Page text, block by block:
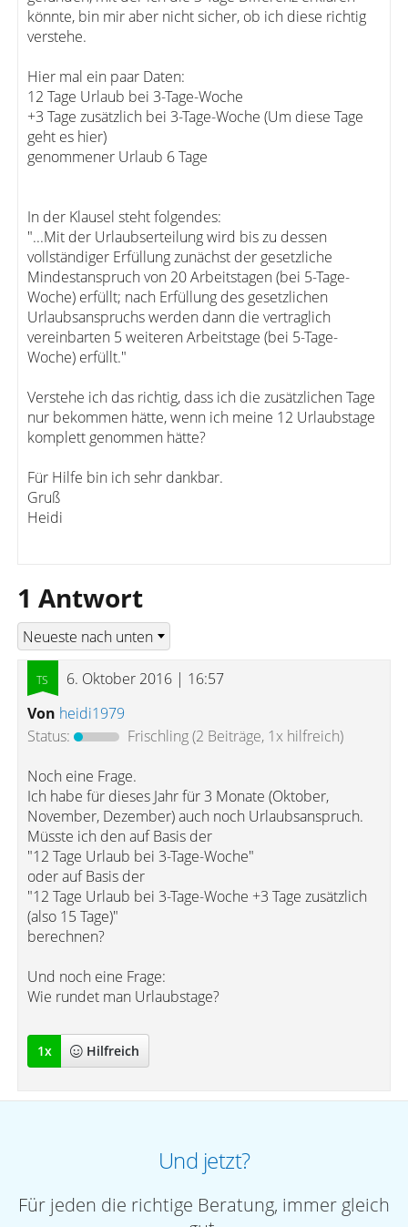
könnte, bin mir aber nicht sicher, ob ich diese richtig
verstehe.
Hier mal ein paar Daten:
12 Tage Urlaub bei 3-Tage-Woche
+3 Tage zusätzlich bei 3-Tage-Woche (Um diese Tage
geht es hier)
genommener Urlaub 6 Tage
In der Klausel steht folgendes:
"...Mit der Urlaubserteilung wird bis zu dessen
vollständiger Erfüllung zunächst der gesetzliche
Mindestanspruch von 20 Arbeitstagen (bei 5-Tage-
Woche) erfüllt; nach Erfüllung des gesetzlichen
Urlaubsanspruchs werden dann die vertraglich
vereinbarten 5 weiteren Arbeitstage (bei 5-Tage-
Woche) erfüllt."
Verstehe ich das richtig, dass ich die zusätzlichen Tage
nur bekommen hätte, wenn ich meine 12 Urlaubstage
komplett genommen hätte?
Für Hilfe bin ich sehr dankbar.
Gruß
Heidi
1 Antwort
6. Oktober 2016 | 16:57
Von heidi1979
Status:
Frischling(2 Beiträge, 1x hilfreich)
Noch eine Frage.
Ich habe für dieses Jahr für 3 Monate (Oktober,
November, Dezember) auch noch Urlaubsanspruch.
Müsste ich den auf Basis der
"12 Tage Urlaub bei 3-Tage-Woche"
oder auf Basis der
"12 Tage Urlaub bei 3-Tage-Woche +3 Tage zusätzlich
(also 15 Tage)"
berechnen?
Und noch eine Frage:
Wie rundet man Urlaubstage?
1x Hilfreich
Und jetzt?
Für jeden die richtige Beratung, immer gleich